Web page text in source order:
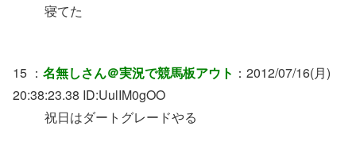
寝てた
15 ： 名無しさん＠実況で競馬板アウト ：2012/07/16(月)
20:38:23.38 ID:UulIM0gOO
祝日はダートグレードやる